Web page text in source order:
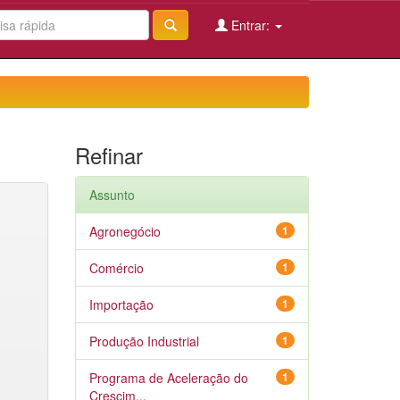
Entrar:
Refinar
Assunto
1
Agronegócio
1
Comércio
1
Importação
1
Produção Industrial
1
Programa de Aceleração do
Crescim...